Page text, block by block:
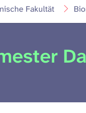
Fakultät